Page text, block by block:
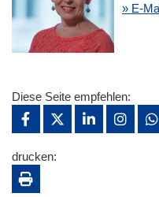
» E-
Diese Seite empfehlen:
drucken: